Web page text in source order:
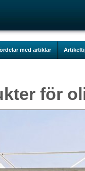
med artiklar
för